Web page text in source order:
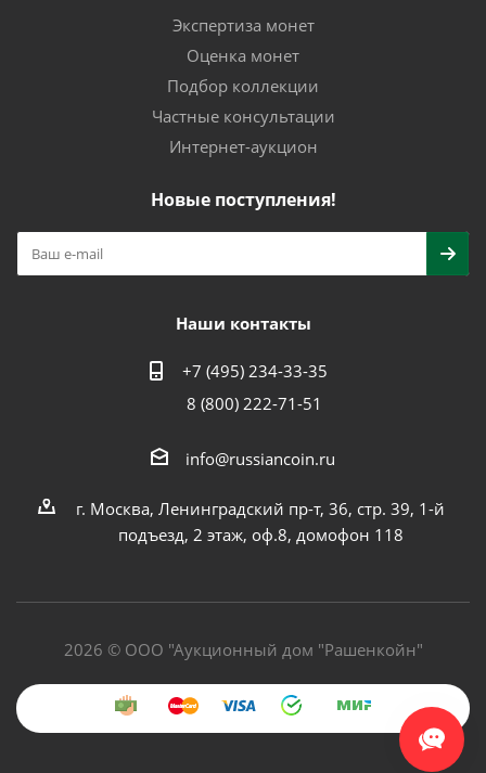
Экспертиза монет
Оценка монет
Подбор коллекции
Частные консультации
Интернет-аукцион
Новые поступления!
Наши контакты
+7 (495) 234-33-35
8 (800) 222-71-51
info@russiancoin.ru
г. Москва, Ленинградский пр-т, 36, стр. 39, 1-й
подъезд, 2 этаж, оф.8, домофон 118
2026 © ООО "Аукционный дом "Рашенкойн"